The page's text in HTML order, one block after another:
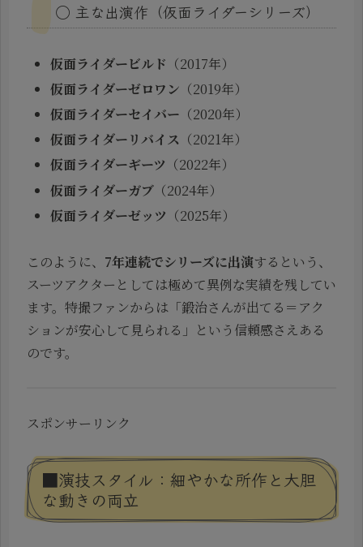
◯ 主な出演作（仮面ライダーシリーズ）
仮面ライダービルド （2017年）
仮面ライダーゼロワン （2019年）
仮面ライダーセイバー （2020年）
仮面ライダーリバイス （2021年）
仮面ライダーギーツ （2022年）
仮面ライダーガブ （2024年）
仮面ライダーゼッツ （2025年）
このように、 7年連続でシリーズに出演するという、
スーツアクターとしては極めて異例な実績を残してい
ます。特撮ファンからは「鍛治さんが出てる＝アク
ションが安心して見られる」という信頼感さえある
のです。
スポンサーリンク
■演技スタイル：細やかな所作と大胆
な動きの両立